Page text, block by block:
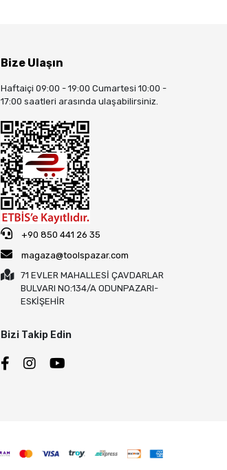
Bize Ulaşın
Haftaiçi 09:00 - 19:00 Cumartesi 10:00 -
17:00 saatleri arasında ulaşabilirsiniz.
+90 850 441 26 35
magaza@toolspazar.com
71 EVLER MAHALLESİ ÇAVDARLAR
BULVARI NO:134/A ODUNPAZARI-
ESKİŞEHİR
Bizi Takip Edin